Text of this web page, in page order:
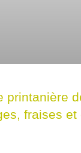
printanière
fraises et